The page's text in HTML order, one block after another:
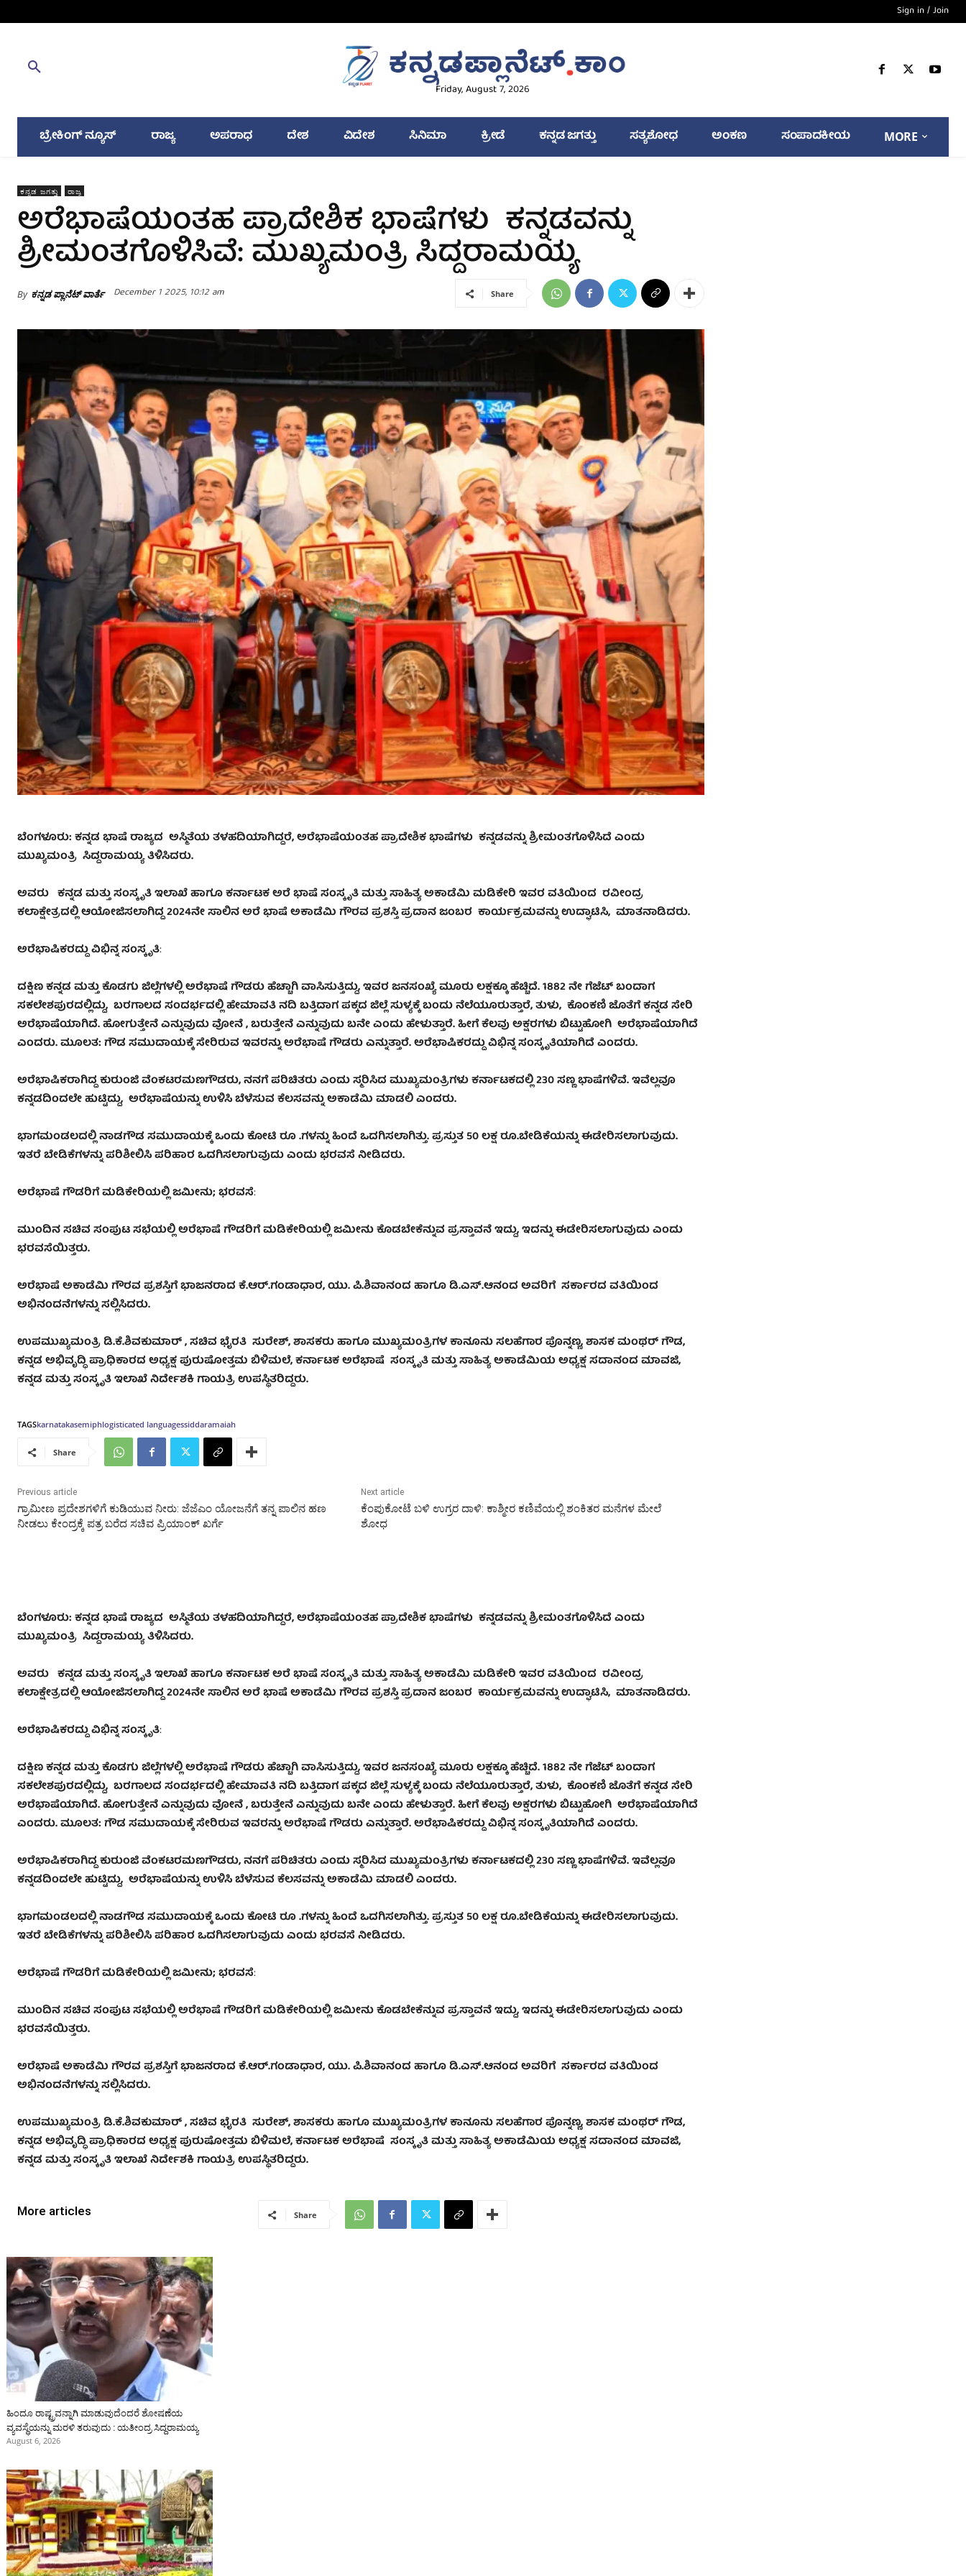
Sign in / Join
Friday, August 7, 2026
ಬ್ರೇಕಿಂಗ್ ನ್ಯೂಸ್ ರಾಜ್ಯ ಅಪರಾಧ ದೇಶ ವಿದೇಶ ಸಿನಿಮಾ ಕ್ರೀಡೆ ಕನ್ನಡ ಜಗತ್ತು ಸತ್ಯಶೋಧ ಅಂಕಣ ಸಂಪಾದಕೀಯ MORE
ಕನ್ನಡ ಜಗತ್ತು ರಾಜ್ಯ
ಅರೆಭಾಷೆಯಂತಹ ಪ್ರಾದೇಶಿಕ ಭಾಷೆಗಳು ಕನ್ನಡವನ್ನು
ಶ್ರೀಮಂತಗೊಳಿಸಿವೆ: ಮುಖ್ಯಮಂತ್ರಿ ಸಿದ್ದರಾಮಯ್ಯ
By ಕನ್ನಡ ಪ್ಲಾನೆಟ್ ವಾರ್ತೆ December 1 2025, 10:12 am Share
ಬೆಂಗಳೂರು: ಕನ್ನಡ ಭಾಷೆ ರಾಜ್ಯದ ಅಸ್ಮಿತೆಯ ತಳಹದಿಯಾಗಿದ್ದರೆ,ಅರೆಭಾಷೆಯಂತಹ ಪ್ರಾದೇಶಿಕ ಭಾಷೆಗಳು ಕನ್ನಡವನ್ನು ಶ್ರೀಮಂತಗೊಳಿಸಿದೆ ಎಂದು
ಮುಖ್ಯಮಂತ್ರಿ ಸಿದ್ದರಾಮಯ್ಯ ತಿಳಿಸಿದರು.
ಅವರು ಕನ್ನಡ ಮತ್ತು ಸಂಸ್ಕೃತಿ ಇಲಾಖೆ ಹಾಗೂ ಕರ್ನಾಟಕ ಅರೆ ಭಾಷೆ ಸಂಸ್ಕೃತಿ ಮತ್ತು ಸಾಹಿತ್ಯ ಅಕಾಡೆಮಿ ಮಡಿಕೇರಿ ಇವರ ವತಿಯಿಂದ ರವೀಂದ್ರ
ಕಲಾಕ್ಷೇತ್ರದಲ್ಲಿ ಆಯೋಜಿಸಲಾಗಿದ್ದ 2024ನೇ ಸಾಲಿನ ಅರೆ ಭಾಷೆ ಅಕಾಡೆಮಿ ಗೌರವ ಪ್ರಶಸ್ತಿ ಪ್ರದಾನ ಜಂಬರ ಕಾರ್ಯಕ್ರಮವನ್ನು ಉದ್ಘಾಟಿಸಿ, ಮಾತನಾಡಿದರು.
ಅರೆಭಾಷಿಕರದ್ದು ವಿಭಿನ್ನ ಸಂಸ್ಕೃತಿ:
ದಕ್ಷಿಣ ಕನ್ನಡ ಮತ್ತು ಕೊಡಗು ಜಿಲ್ಲೆಗಳಲ್ಲಿ ಅರೆಭಾಷೆ ಗೌಡರು ಹೆಚ್ಚಾಗಿ ವಾಸಿಸುತ್ತಿದ್ದು,ಇವರ ಜನಸಂಖ್ಯೆ ಮೂರು ಲಕ್ಷಕ್ಕೂ ಹೆಚ್ಚಿದೆ. 1882 ನೇ ಗೆಜೆಟ್ ಬಂದಾಗ
ಸಕಲೇಶಪುರದಲ್ಲಿದ್ದು, ಬರಗಾಲದ ಸಂದರ್ಭದಲ್ಲಿ ಹೇಮಾವತಿ ನದಿ ಬತ್ತಿದಾಗ ಪಕ್ಕದ ಜಿಲ್ಲೆ ಸುಳ್ಯಕ್ಕೆ ಬಂದು ನೆಲೆಯೂರುತ್ತಾರೆ,ತುಳು, ಕೊಂಕಣಿ ಜೊತೆಗೆ ಕನ್ನಡ ಸೇರಿ
ಅರೆಭಾಷೆಯಾಗಿದೆ. ಹೋಗುತ್ತೇನೆ ಎನ್ನುವುದು ವೋನೆ,ಬರುತ್ತೇನೆ ಎನ್ನುವುದು ಬನೇ ಎಂದು ಹೇಳುತ್ತಾರೆ. ಹೀಗೆ ಕೆಲವು ಅಕ್ಷರಗಳು ಬಿಟ್ಟುಹೋಗಿ ಅರೆಭಾಷೆಯಾಗಿದೆ
ಎಂದರು. ಮೂಲತ: ಗೌಡ ಸಮುದಾಯಕ್ಕೆ ಸೇರಿರುವ ಇವರನ್ನು ಅರೆಭಾಷೆ ಗೌಡರು ಎನ್ನುತ್ತಾರೆ. ಅರೆಭಾಷಿಕರದ್ದು ವಿಭಿನ್ನ ಸಂಸ್ಕೃತಿಯಾಗಿದೆ ಎಂದರು.
ಅರೆಭಾಷಿಕರಾಗಿದ್ದ ಕುರುಂಜಿ ವೆಂಕಟರಮಣಗೌಡರು,ನನಗೆ ಪರಿಚಿತರು ಎಂದು ಸ್ಮರಿಸಿದ ಮುಖ್ಯಮಂತ್ರಿಗಳು ಕರ್ನಾಟಕದಲ್ಲಿ 230 ಸಣ್ಣ ಭಾಷೆಗಳಿವೆ. ಇವೆಲ್ಲವೂ
ಕನ್ನಡದಿಂದಲೇ ಹುಟ್ಟಿದ್ದು, ಅರೆಭಾಷೆಯನ್ನು ಉಳಿಸಿ ಬೆಳೆಸುವ ಕೆಲಸವನ್ನು ಅಕಾಡೆಮಿ ಮಾಡಲಿ ಎಂದರು.
ಭಾಗಮಂಡಲದಲ್ಲಿ ನಾಡಗೌಡ ಸಮುದಾಯಕ್ಕೆ ಒಂದು ಕೋಟಿ ರೂ .ಗಳನ್ನು ಹಿಂದೆ ಒದಗಿಸಲಾಗಿತ್ತು. ಪ್ರಸ್ತುತ 50 ಲಕ್ಷ ರೂ.ಬೇಡಿಕೆಯನ್ನು ಈಡೇರಿಸಲಾಗುವುದು.
ಇತರೆ ಬೇಡಿಕೆಗಳನ್ನು ಪರಿಶೀಲಿಸಿ ಪರಿಹಾರ ಒದಗಿಸಲಾಗುವುದು ಎಂದು ಭರವಸೆ ನೀಡಿದರು.
ಅರೆಭಾಷೆ ಗೌಡರಿಗೆ ಮಡಿಕೇರಿಯಲ್ಲಿ ಜಮೀನು; ಭರವಸೆ:
ಮುಂದಿನ ಸಚಿವ ಸಂಪುಟ ಸಭೆಯಲ್ಲಿ ಅರೆಭಾಷೆ ಗೌಡರಿಗೆ ಮಡಿಕೇರಿಯಲ್ಲಿ ಜಮೀನು ಕೊಡಬೇಕೆನ್ನುವ ಪ್ರಸ್ತಾವನೆ ಇದ್ದು,ಇದನ್ನು ಈಡೇರಿಸಲಾಗುವುದು ಎಂದು
ಭರವಸೆಯಿತ್ತರು.
ಅರೆಭಾಷೆ ಅಕಾಡೆಮಿ ಗೌರವ ಪ್ರಶಸ್ತಿಗೆ ಭಾಜನರಾದ ಕೆ.ಆರ್.ಗಂಡಾಧಾರ,ಯು. ಪಿ.ಶಿವಾನಂದ ಹಾಗೂ ಡಿ.ಎಸ್.ಆನಂದ ಅವರಿಗೆ ಸರ್ಕಾರದ ವತಿಯಿಂದ
ಅಭಿನಂದನೆಗಳನ್ನು ಸಲ್ಲಿಸಿದರು.
ಉಪಮುಖ್ಯಮಂತ್ರಿ ಡಿ.ಕೆ.ಶಿವಕುಮಾರ್,ಸಚಿವ ಭೈರತಿ ಸುರೇಶ್,ಶಾಸಕರು ಹಾಗೂ ಮುಖ್ಯಮಂತ್ರಿಗಳ ಕಾನೂನು ಸಲಹೆಗಾರ ಪೊನ್ನಣ್ಣ,ಶಾಸಕಮಂಥರ್‌ ಗೌಡ,
ಕನ್ನಡ ಅಭಿವೃದ್ಧಿ ಪ್ರಾಧಿಕಾರದ ಅಧ್ಯಕ್ಷ ಪುರುಷೋತ್ತಮ ಬಿಳಿಮಲೆ,ಕರ್ನಾಟಕ ಅರೆಭಾಷೆ ಸಂಸ್ಕೃತಿ ಮತ್ತು ಸಾಹಿತ್ಯ ಅಕಾಡೆಮಿಯ ಅಧ್ಯಕ್ಷ ಸದಾನಂದ ಮಾವಜಿ,
ಕನ್ನಡ ಮತ್ತು ಸಂಸ್ಕೃತಿ ಇಲಾಖೆ ನಿರ್ದೇಶಕಿ ಗಾಯತ್ರಿ ಉಪಸ್ಥಿತರಿದ್ದರು.
TAGSkarnatakasemiphlogisticated languagessiddaramaiah
Share
Previous article
ಗ್ರಾಮೀಣ ಪ್ರದೇಶಗಳಿಗೆ ಕುಡಿಯುವ ನೀರು: ಜೆಜೆಎಂ ಯೋಜನೆಗೆ ತನ್ನ ಪಾಲಿನ ಹಣ
ನೀಡಲು ಕೇಂದ್ರಕ್ಕೆ ಪತ್ರ ಬರೆದ ಸಚಿವ ಪ್ರಿಯಾಂಕ್‌ ಖರ್ಗೆ
Next article
ಕೆಂಪುಕೋಟೆ ಬಳಿ ಉಗ್ರರ ದಾಳಿ: ಕಾಶ್ಮೀರ ಕಣಿವೆಯಲ್ಲಿ ಶಂಕಿತರ ಮನೆಗಳ ಮೇಲೆ
ಶೋಧ
ಬೆಂಗಳೂರು: ಕನ್ನಡ ಭಾಷೆ ರಾಜ್ಯದ ಅಸ್ಮಿತೆಯ ತಳಹದಿಯಾಗಿದ್ದರೆ,ಅರೆಭಾಷೆಯಂತಹ ಪ್ರಾದೇಶಿಕ ಭಾಷೆಗಳು ಕನ್ನಡವನ್ನು ಶ್ರೀಮಂತಗೊಳಿಸಿದೆ ಎಂದು
ಮುಖ್ಯಮಂತ್ರಿ ಸಿದ್ದರಾಮಯ್ಯ ತಿಳಿಸಿದರು.
ಅವರು ಕನ್ನಡ ಮತ್ತು ಸಂಸ್ಕೃತಿ ಇಲಾಖೆ ಹಾಗೂ ಕರ್ನಾಟಕ ಅರೆ ಭಾಷೆ ಸಂಸ್ಕೃತಿ ಮತ್ತು ಸಾಹಿತ್ಯ ಅಕಾಡೆಮಿ ಮಡಿಕೇರಿ ಇವರ ವತಿಯಿಂದ ರವೀಂದ್ರ
ಕಲಾಕ್ಷೇತ್ರದಲ್ಲಿ ಆಯೋಜಿಸಲಾಗಿದ್ದ 2024ನೇ ಸಾಲಿನ ಅರೆ ಭಾಷೆ ಅಕಾಡೆಮಿ ಗೌರವ ಪ್ರಶಸ್ತಿ ಪ್ರದಾನ ಜಂಬರ ಕಾರ್ಯಕ್ರಮವನ್ನು ಉದ್ಘಾಟಿಸಿ, ಮಾತನಾಡಿದರು.
ಅರೆಭಾಷಿಕರದ್ದು ವಿಭಿನ್ನ ಸಂಸ್ಕೃತಿ:
ದಕ್ಷಿಣ ಕನ್ನಡ ಮತ್ತು ಕೊಡಗು ಜಿಲ್ಲೆಗಳಲ್ಲಿ ಅರೆಭಾಷೆ ಗೌಡರು ಹೆಚ್ಚಾಗಿ ವಾಸಿಸುತ್ತಿದ್ದು,ಇವರ ಜನಸಂಖ್ಯೆ ಮೂರು ಲಕ್ಷಕ್ಕೂ ಹೆಚ್ಚಿದೆ. 1882 ನೇ ಗೆಜೆಟ್ ಬಂದಾಗ
ಸಕಲೇಶಪುರದಲ್ಲಿದ್ದು, ಬರಗಾಲದ ಸಂದರ್ಭದಲ್ಲಿ ಹೇಮಾವತಿ ನದಿ ಬತ್ತಿದಾಗ ಪಕ್ಕದ ಜಿಲ್ಲೆ ಸುಳ್ಯಕ್ಕೆ ಬಂದು ನೆಲೆಯೂರುತ್ತಾರೆ,ತುಳು, ಕೊಂಕಣಿ ಜೊತೆಗೆ ಕನ್ನಡ ಸೇರಿ
ಅರೆಭಾಷೆಯಾಗಿದೆ. ಹೋಗುತ್ತೇನೆ ಎನ್ನುವುದು ವೋನೆ,ಬರುತ್ತೇನೆ ಎನ್ನುವುದು ಬನೇ ಎಂದು ಹೇಳುತ್ತಾರೆ. ಹೀಗೆ ಕೆಲವು ಅಕ್ಷರಗಳು ಬಿಟ್ಟುಹೋಗಿ ಅರೆಭಾಷೆಯಾಗಿದೆ
ಎಂದರು. ಮೂಲತ: ಗೌಡ ಸಮುದಾಯಕ್ಕೆ ಸೇರಿರುವ ಇವರನ್ನು ಅರೆಭಾಷೆ ಗೌಡರು ಎನ್ನುತ್ತಾರೆ. ಅರೆಭಾಷಿಕರದ್ದು ವಿಭಿನ್ನ ಸಂಸ್ಕೃತಿಯಾಗಿದೆ ಎಂದರು.
ಅರೆಭಾಷಿಕರಾಗಿದ್ದ ಕುರುಂಜಿ ವೆಂಕಟರಮಣಗೌಡರು,ನನಗೆ ಪರಿಚಿತರು ಎಂದು ಸ್ಮರಿಸಿದ ಮುಖ್ಯಮಂತ್ರಿಗಳು ಕರ್ನಾಟಕದಲ್ಲಿ 230 ಸಣ್ಣ ಭಾಷೆಗಳಿವೆ. ಇವೆಲ್ಲವೂ
ಕನ್ನಡದಿಂದಲೇ ಹುಟ್ಟಿದ್ದು, ಅರೆಭಾಷೆಯನ್ನು ಉಳಿಸಿ ಬೆಳೆಸುವ ಕೆಲಸವನ್ನು ಅಕಾಡೆಮಿ ಮಾಡಲಿ ಎಂದರು.
ಭಾಗಮಂಡಲದಲ್ಲಿ ನಾಡಗೌಡ ಸಮುದಾಯಕ್ಕೆ ಒಂದು ಕೋಟಿ ರೂ .ಗಳನ್ನು ಹಿಂದೆ ಒದಗಿಸಲಾಗಿತ್ತು. ಪ್ರಸ್ತುತ 50 ಲಕ್ಷ ರೂ.ಬೇಡಿಕೆಯನ್ನು ಈಡೇರಿಸಲಾಗುವುದು.
ಇತರೆ ಬೇಡಿಕೆಗಳನ್ನು ಪರಿಶೀಲಿಸಿ ಪರಿಹಾರ ಒದಗಿಸಲಾಗುವುದು ಎಂದು ಭರವಸೆ ನೀಡಿದರು.
ಅರೆಭಾಷೆ ಗೌಡರಿಗೆ ಮಡಿಕೇರಿಯಲ್ಲಿ ಜಮೀನು; ಭರವಸೆ:
ಮುಂದಿನ ಸಚಿವ ಸಂಪುಟ ಸಭೆಯಲ್ಲಿ ಅರೆಭಾಷೆ ಗೌಡರಿಗೆ ಮಡಿಕೇರಿಯಲ್ಲಿ ಜಮೀನು ಕೊಡಬೇಕೆನ್ನುವ ಪ್ರಸ್ತಾವನೆ ಇದ್ದು,ಇದನ್ನು ಈಡೇರಿಸಲಾಗುವುದು ಎಂದು
ಭರವಸೆಯಿತ್ತರು.
ಅರೆಭಾಷೆ ಅಕಾಡೆಮಿ ಗೌರವ ಪ್ರಶಸ್ತಿಗೆ ಭಾಜನರಾದ ಕೆ.ಆರ್.ಗಂಡಾಧಾರ,ಯು. ಪಿ.ಶಿವಾನಂದ ಹಾಗೂ ಡಿ.ಎಸ್.ಆನಂದ ಅವರಿಗೆ ಸರ್ಕಾರದ ವತಿಯಿಂದ
ಅಭಿನಂದನೆಗಳನ್ನು ಸಲ್ಲಿಸಿದರು.
ಉಪಮುಖ್ಯಮಂತ್ರಿ ಡಿ.ಕೆ.ಶಿವಕುಮಾರ್,ಸಚಿವ ಭೈರತಿ ಸುರೇಶ್,ಶಾಸಕರು ಹಾಗೂ ಮುಖ್ಯಮಂತ್ರಿಗಳ ಕಾನೂನು ಸಲಹೆಗಾರ ಪೊನ್ನಣ್ಣ,ಶಾಸಕಮಂಥರ್‌ ಗೌಡ,
ಕನ್ನಡ ಅಭಿವೃದ್ಧಿ ಪ್ರಾಧಿಕಾರದ ಅಧ್ಯಕ್ಷ ಪುರುಷೋತ್ತಮ ಬಿಳಿಮಲೆ,ಕರ್ನಾಟಕ ಅರೆಭಾಷೆ ಸಂಸ್ಕೃತಿ ಮತ್ತು ಸಾಹಿತ್ಯ ಅಕಾಡೆಮಿಯ ಅಧ್ಯಕ್ಷ ಸದಾನಂದ ಮಾವಜಿ,
ಕನ್ನಡ ಮತ್ತು ಸಂಸ್ಕೃತಿ ಇಲಾಖೆ ನಿರ್ದೇಶಕಿ ಗಾಯತ್ರಿ ಉಪಸ್ಥಿತರಿದ್ದರು.
More articles
ಹಿಂದೂ ರಾಷ್ಟ್ರವನ್ನಾಗಿ ಮಾಡುವುದೆಂದರೆ ಶೋಷಣೆಯ
ವ್ಯವಸ್ಥೆಯನ್ನು ಮರಳಿ ತರುವುದು : ಯತೀಂದ್ರ ಸಿದ್ದರಾಮಯ್ಯ
August 6, 2026
Share